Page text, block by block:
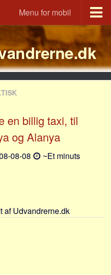
Menu for mobil
en billig taxi, til
og Alanya
08-08
~Et minuts
af Udvandrerne.dk